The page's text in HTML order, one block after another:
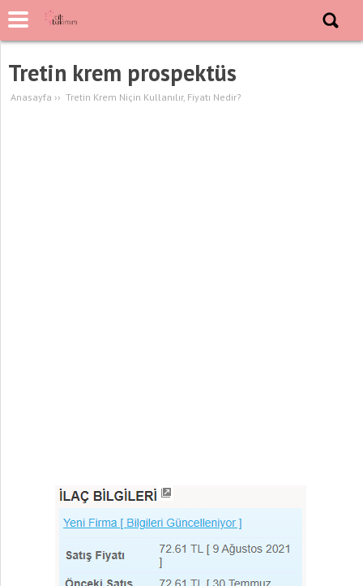
Tretin krem prospektüs
Anasayfa ›› Tretin Krem Niçin Kullanılır, Fiyatı Nedir?